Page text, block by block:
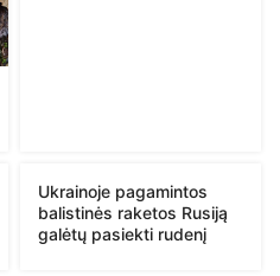
Ukrainoje pagamintos
balistinės raketos Rusiją
galėtų pasiekti rudenį